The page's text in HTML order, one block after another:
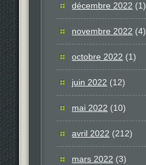
décembre 2022 (1)
novembre 2022 (4)
octobre 2022 (1)
juin 2022 (12)
mai 2022 (10)
avril 2022 (212)
mars 2022 (3)